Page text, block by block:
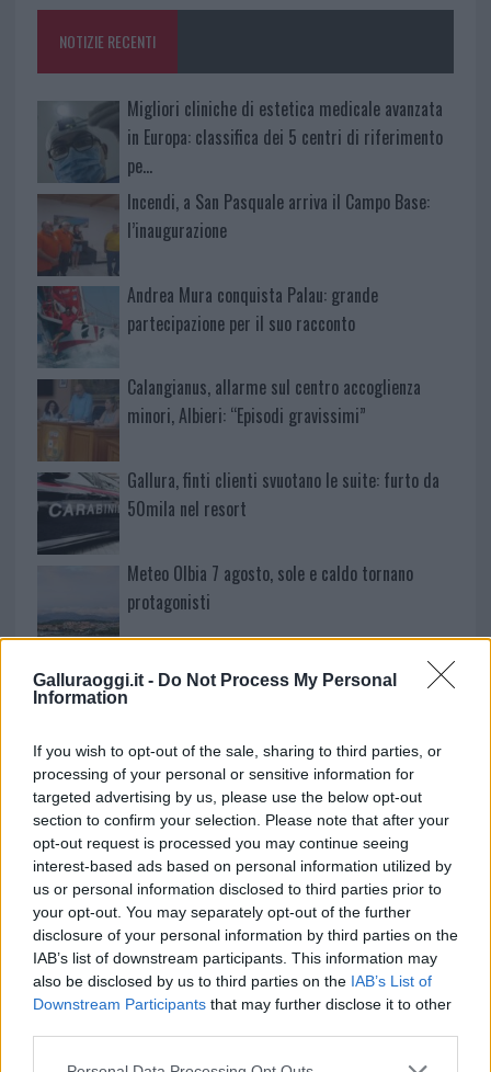
Galluraoggi.it - Do Not Process My Personal
Information
If you wish to opt-out of the sale, sharing to third parties, or
processing of your personal or sensitive information for
targeted advertising by us, please use the below opt-out
section to confirm your selection. Please note that after your
opt-out request is processed you may continue seeing
interest-based ads based on personal information utilized by
us or personal information disclosed to third parties prior to
your opt-out. You may separately opt-out of the further
disclosure of your personal information by third parties on the
IAB’s list of downstream participants. This information may
also be disclosed by us to third parties on the IAB’s List of
Downstream Participants that may further disclose it to other
Please note that this website/app uses one or more Google
o
k
p
NOTIZIE RECENTI
Migliori cliniche di estetica medicale avanzata
in Europa: classifica dei 5 centri di riferimento
pe…
Incendi, a San Pasquale arriva il Campo Base:
l’inaugurazione
Andrea Mura conquista Palau: grande
partecipazione per il suo racconto
Calangianus, allarme sul centro accoglienza
minori, Albieri: “Episodi gravissimi”
Gallura, finti clienti svuotano le suite: furto da
50mila nel resort
Meteo Olbia 7 agosto, sole e caldo tornano
protagonisti
Test tunnel Olbia: rampe chiuse ancora fino a
fine agosto
NECROLOGIE
Mario Malu